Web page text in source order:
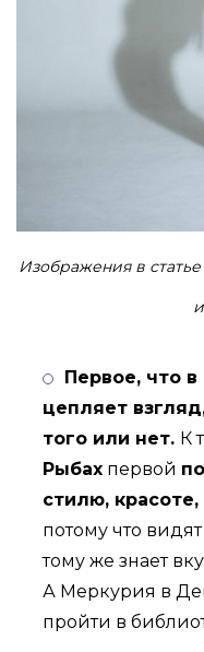
Изображения в статье
Первое, что в
цепляет
того или нет. К
Рыбах первой
стилю, красоте,
потому что
тому же знает
А Меркурия в
пройти в